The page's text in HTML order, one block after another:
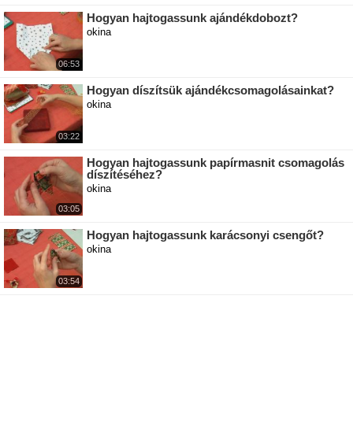
06:53
Hogyan hajtogassunk ajándékdobozt?
okina
03:22
Hogyan díszítsük ajándékcsomagolásainkat?
okina
03:05
Hogyan hajtogassunk papírmasnit csomagolás
díszítéséhez?
okina
03:54
Hogyan hajtogassunk karácsonyi csengőt?
okina